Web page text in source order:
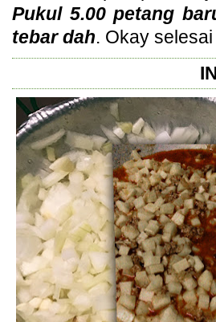
Pukul 5.00 petang
tebar dah. Okay